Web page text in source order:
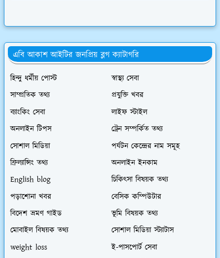
এবি আকাশ আইটির জনপ্রিয় ব্লগ ক্যাটাগরি
হিন্দু ধর্মীয় পোস্ট
স্বাস্থ্য সেবা
সাম্প্রতিক তথ্য
প্রযুক্তি খবর
ব্যাংকিং সেবা
লাইফ স্টাইল
অনলাইন টিপস
ট্রেন সম্পর্কিত তথ্য
সোশাল মিডিয়া
পর্যটন কেন্দ্রের নাম সমূহ
ফ্রিল্যান্সিং তথ্য
অনলাইন ইনকাম
English blog
চিকিৎসা বিষয়ক তথ্য
পড়াশোনা খবর
বেসিক কম্পিউটার
বিদেশ ভ্রমণ গাইড
ভূমি বিষয়ক তথ্য
মোবাইল বিষয়ক তথ্য
সোশাল মিডিয়া স্ট্যাটাস
weight loss
ই-পাসপোর্ট সেবা